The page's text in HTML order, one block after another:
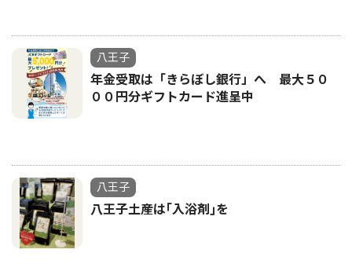
八王子
年金受取は「きらぼし銀行」へ 最大５０
００円分ギフトカード進呈中
八王子
八王子土産は｢入浴剤｣を